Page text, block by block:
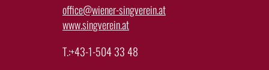
office@wiener-singverein.at
www.singverein.at
T.:+43-1-504 33 48